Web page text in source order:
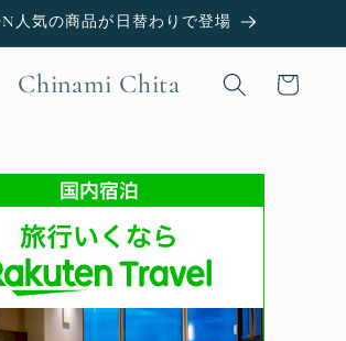
人気の商品が日替わりで登場
Chinami Chita Cart